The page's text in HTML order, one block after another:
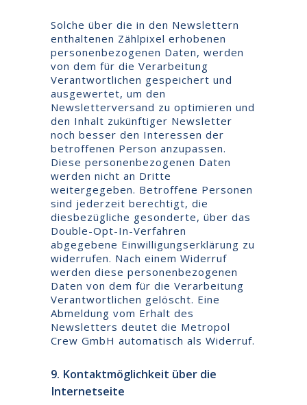
Solche über die in den Newslettern
enthaltenen Zählpixel erhobenen
personenbezogenen Daten, werden
von dem für die Verarbeitung
Verantwortlichen gespeichert und
ausgewertet, um den
Newsletterversand zu optimieren und
den Inhalt zukünftiger Newsletter
noch besser den Interessen der
betroffenen Person anzupassen.
Diese personenbezogenen Daten
werden nicht an Dritte
weitergegeben. Betroffene Personen
sind jederzeit berechtigt, die
diesbezügliche gesonderte, über das
Double-Opt-In-Verfahren
abgegebene Einwilligungserklärung zu
widerrufen. Nach einem Widerruf
werden diese personenbezogenen
Daten von dem für die Verarbeitung
Verantwortlichen gelöscht. Eine
Abmeldung vom Erhalt des
Newsletters deutet die Metropol
Crew GmbH automatisch als Widerruf.
9. Kontaktmöglichkeit über die
Internetseite